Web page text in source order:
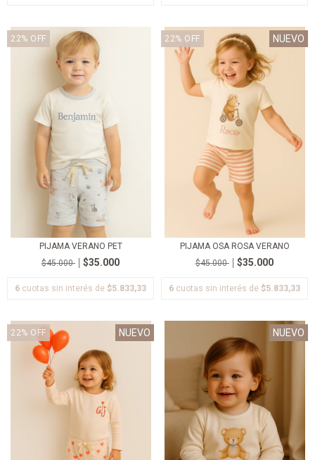
22% OFF
PIJAMA VERANO PET
$45.000
$35.000
6 cuotas sin interés de $5.833,33
22% OFF NUEVO
PIJAMA OSA ROSA VERANO
$45.000
$35.000
6 cuotas sin interés de $5.833,33
22% OFF NUEVO NUEVO